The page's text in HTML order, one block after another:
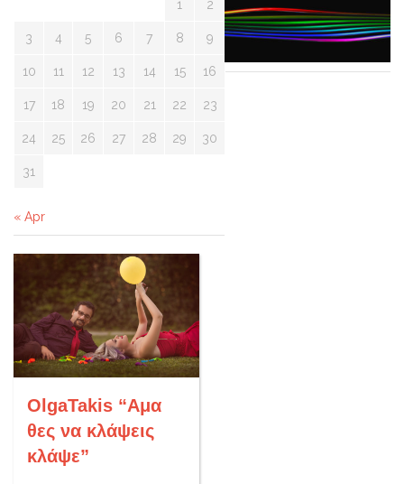
1 2
3 4 5 6 7 8 9
10 11 12 13 14 15 16
17 18 19 20 21 22 23
24 25 26 27 28 29 30
31
« Apr
OlgaTakis “Αμα
θες να κλάψεις
κλάψε”